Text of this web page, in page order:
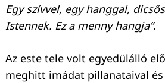
Egy szívvel, egy hanggal,
Istennek. Ez a menny hangja”.
Az este tele volt egyedülálló
meghitt imádat pillanataival